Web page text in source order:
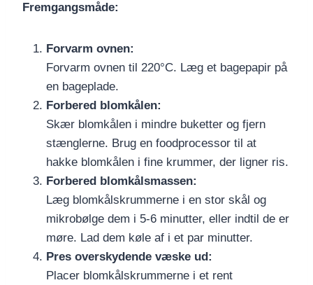
Fremgangsmåde:
Forvarm ovnen:
Forvarm ovnen til 220°C. Læg et bagepapir på
en bageplade.
Forbered blomkålen:
Skær blomkålen i mindre buketter og fjern
stænglerne. Brug en foodprocessor til at
hakke blomkålen i fine krummer, der ligner ris.
Forbered blomkålsmassen:
Læg blomkålskrummerne i en stor skål og
mikrobølge dem i 5-6 minutter, eller indtil de er
møre. Lad dem køle af i et par minutter.
Pres overskydende væske ud:
Placer blomkålskrummerne i et rent